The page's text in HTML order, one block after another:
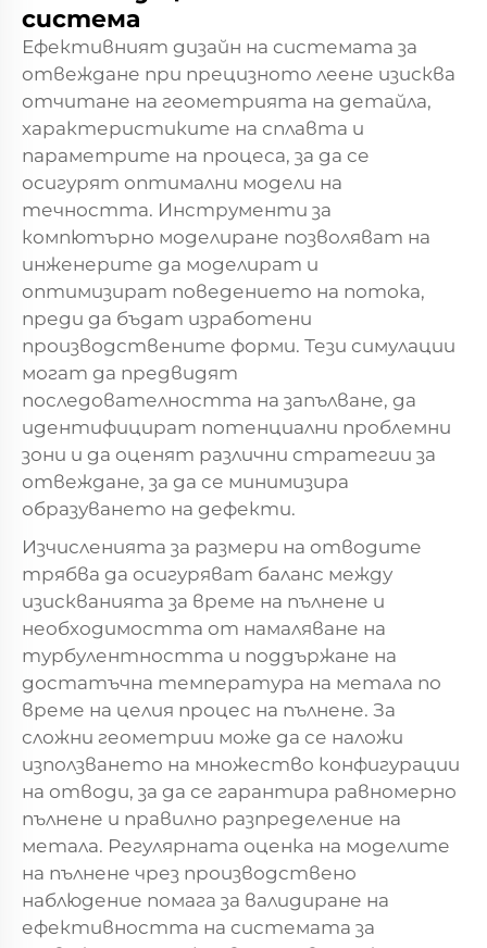
система
Ефективният дизайн на системата за
отвеждане при прецизното леене изисква
отчитане на геометрията на детайла,
характеристиките на сплавта и
параметрите на процеса, за да се
осигурят оптимални модели на
течността. Инструменти за
компютърно моделиране позволяват на
инженерите да моделират и
оптимизират поведението на потока,
преди да бъдат изработени
производствените форми. Тези симулации
могат да предвидят
последователността на запълване, да
идентифицират потенциални проблемни
зони и да оценят различни стратегии за
отвеждане, за да се минимизира
образуването на дефекти.
Изчисленията за размери на отводите
трябва да осигуряват баланс между
изискванията за време на пълнене и
необходимостта от намаляване на
турбулентността и поддържане на
достатъчна температура на метала по
време на целия процес на пълнене. За
сложни геометрии може да се наложи
използването на множество конфигурации
на отводи, за да се гарантира равномерно
пълнене и правилно разпределение на
метала. Регулярната оценка на моделите
на пълнене чрез производствено
наблюдение помага за валидиране на
ефективността на системата за